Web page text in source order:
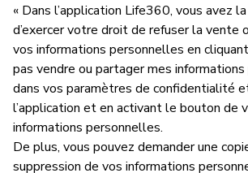
« Dans l’application Life360, vous avez
d’exercer votre droit de refuser la vente
vos informations personnelles en
pas vendre ou partager mes
dans vos paramètres de confidentialité
l’application et en activant le bouton de
informations personnelles.
De plus, vous pouvez demander une
suppression de vos informations